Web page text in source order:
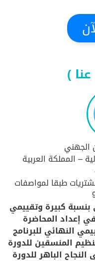
الجهني
– المملكة العربية
طبقا لمواصفات
بنسبة كبيرة وتقييمي
إعداد المحاضرة
النهائي للبرنامج
المنسقين للدورة
الباهر للدورة